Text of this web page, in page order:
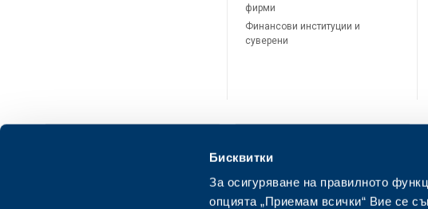
Бисквитки
За осигуряване на правилното
опцията „Приемам всички“ Вие се
фирми
Финансови институции и
суверени
ОББ Мобайл